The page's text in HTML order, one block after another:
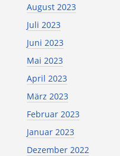
August 2023
Juli 2023
Juni 2023
Mai 2023
April 2023
März 2023
Februar 2023
Januar 2023
Dezember 2022